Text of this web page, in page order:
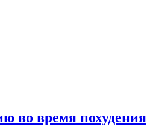
во время похудения